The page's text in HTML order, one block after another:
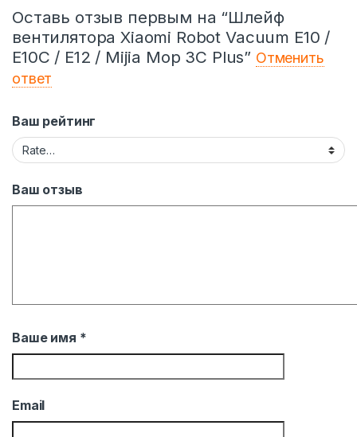
Оставь отзыв первым на “Шлейф
вентилятора Xiaomi Robot Vacuum E10 /
E10C / E12 / Mijia Mop 3С Рlus” Отменить
ответ
Ваш рейтинг
Ваш отзыв
Ваше имя *
Email